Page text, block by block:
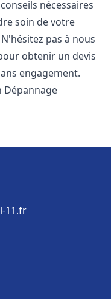
nécessaires
soin de votre
pas à nous
obtenir un devis
engagement.
Dépannage
11.fr